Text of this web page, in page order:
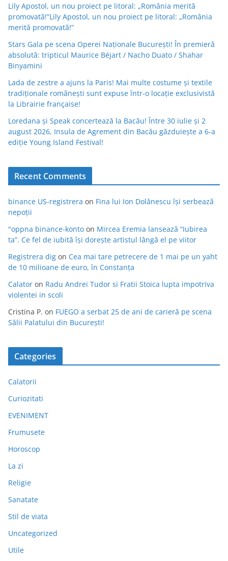
Lily Apostol, un nou proiect pe litoral: „România merită
promovată!”Lily Apostol, un nou proiect pe litoral: „România
merită promovată!”
Stars Gala pe scena Operei Naționale București! În premieră
absolută: tripticul Maurice Béjart / Nacho Duato / Shahar
Binyamini
Lada de zestre a ajuns la Paris! Mai multe costume și textile
tradiționale românești sunt expuse într-o locație exclusivistă
la Librairie française!
Loredana și Speak concertează la Bacău! Între 30 iulie și 2
august 2026, Insula de Agrement din Bacău găzduiește a 6-a
ediție Young Island Festival!
Recent Comments
binance US-registrera on Fina lui Ion Dolănescu își serbează
nepoții
"oppna binance-konto on Mircea Eremia lansează “Iubirea
ta”. Ce fel de iubită își dorește artistul lângă el pe viitor
Registrera dig on Cea mai tare petrecere de 1 mai pe un yaht
de 10 milioane de euro, în Constanța
Calator on Radu Andrei Tudor si Fratii Stoica lupta impotriva
violentei in scoli
Cristina P. on FUEGO a serbat 25 de ani de carieră pe scena
Sălii Palatului din București!
Categories
Calatorii
Curiozitati
EVENIMENT
Frumusete
Horoscop
La zi
Religie
Sanatate
Stil de viata
Uncategorized
Utile